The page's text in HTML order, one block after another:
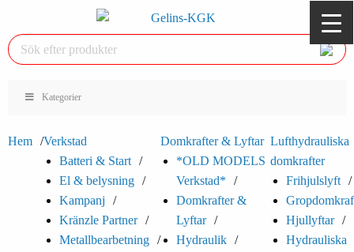
Kategorier
Hem
Verkstad
Batteri & Start
El & belysning
Kampanj
Kränzle Partner
Metallbearbetning
Domkrafter & Lyftar
*OLD MODELS
Verkstad*
Domkrafter &
Lyftar
Hydraulik
Lufthydrauliska
domkrafter
Frihjulslyft
Hjullyftar
Hydrauliska